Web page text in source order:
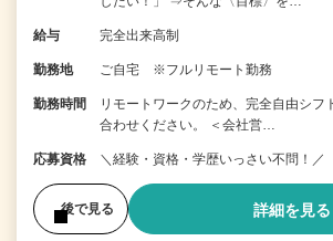
給与 完全出来高制
勤務地 ご自宅 ※フルリモート勤務
勤務時間
リモートワークのため、完全自由シフ
合わせください。 ＜会社営…
応募資格 ＼経験・資格・学歴いっさい不問！／
後で見る 詳細を見る